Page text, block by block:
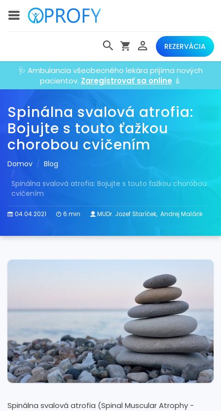
REZERVÁCIA
🩺 Ambulancia všeobecného lekára prijíma nových
pacientov. Zaregistrovať sa online 💉
Spinálna svalová atrofia:
Bojujte s touto ťažkou
chorobou cvičením
Domov
Blog
Spinálna svalová atrofia: Bojujte s touto ťažkou chorobou
cvičením
04.04.2021 6 min MUDr. Jozef Staríček, Andrej Malárik
Spinálna svalová atrofia (Spinal Muscular Atrophy -